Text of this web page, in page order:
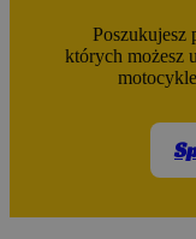
Poszukujesz
których możesz